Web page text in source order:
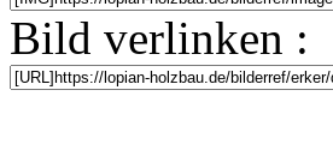
Bild verlinken :